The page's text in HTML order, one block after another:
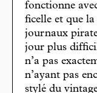
fonctionne
ficelle et que
journaux
jour plus
n’a pas
n’ayant pas
stylé du